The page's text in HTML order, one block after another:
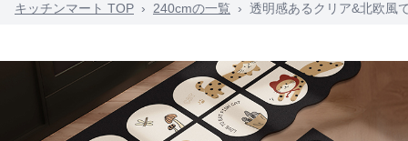
キッチンマート TOP › 240cmの一覧 › 透明感あるクリア&北欧風